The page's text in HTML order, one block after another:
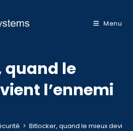
Menu
quand le
l’ennemi
> Bitlocker, quand le mieux